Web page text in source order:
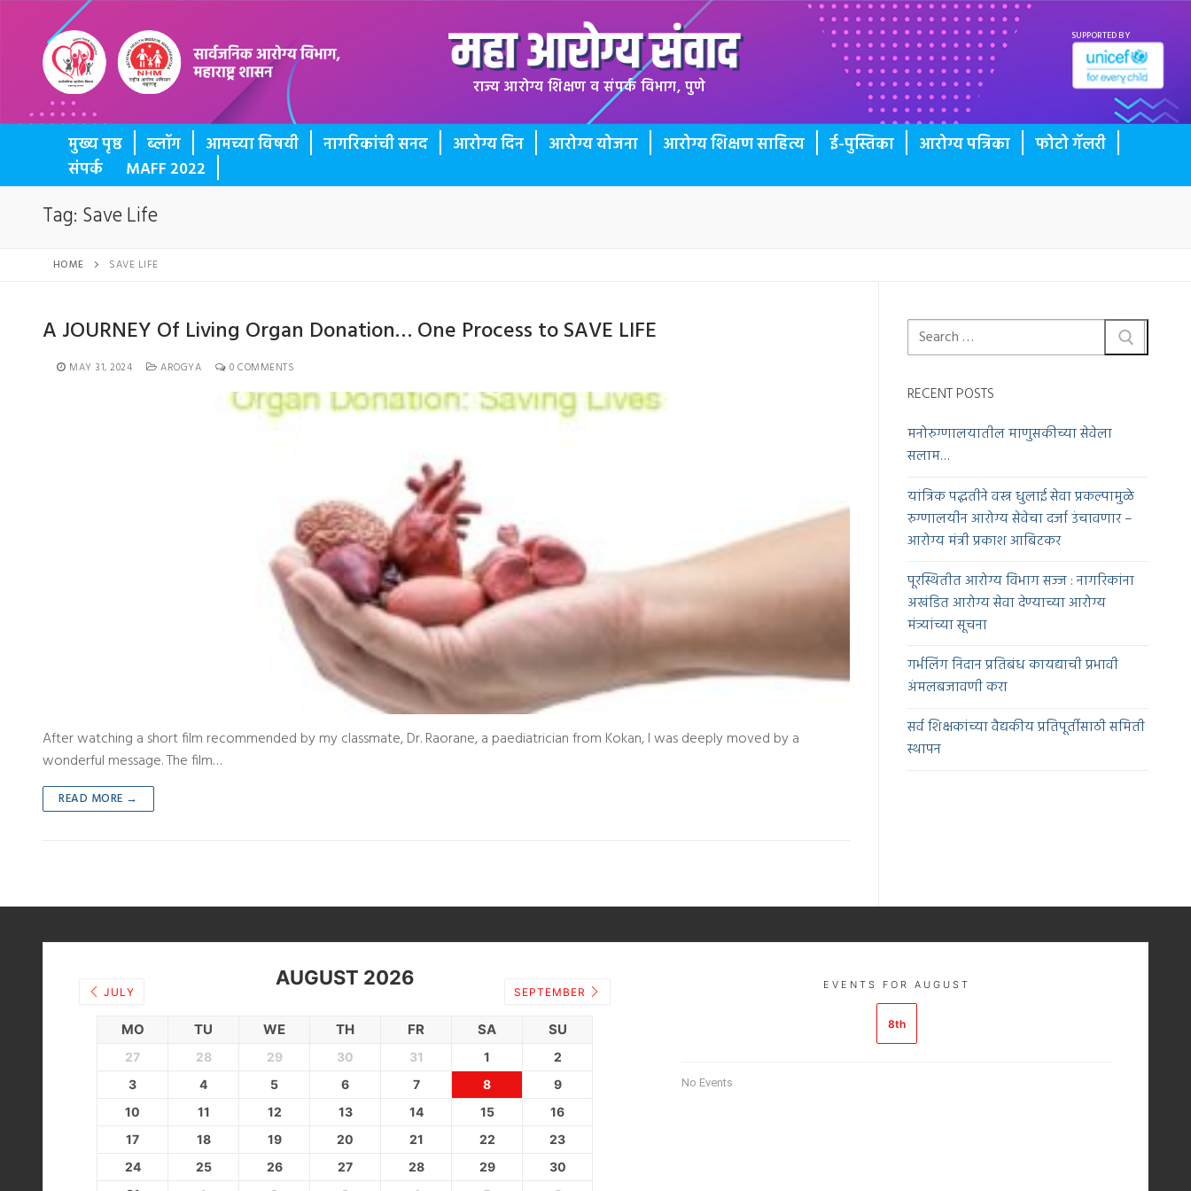
BUTTON राज्य आरोग्य शिक्षण व संपर्क विभाग, पुणे
SUPPORTED BY
मुख्य पृष्ठ ब्लॉग आमच्या विषयी नागरिकांची सनद आरोग्य दिन आरोग्य योजना आरोग्य शिक्षण साहित्य ई-पुस्तिका आरोग्य पत्रिका
फोटो गॅलरी
संपर्क
MAFF 2022
Tag: Save Life
HOME SAVE LIFE
A JOURNEY Of Living Organ Donation… One Process to SAVE LIFE
MAY 31, 2024 AROGYA 0 COMMENTS
After watching a short film recommended by my classmate, Dr. Raorane, a paediatrician from Kokan, I was deeply moved by a
wonderful message. The film…
READ MORE →
RECENT POSTS
मनोरुग्णालयातील माणुसकीच्या सेवेला
सलाम…
यांत्रिक पद्धतीने वस्त्र धुलाई सेवा प्रकल्पामुळे
रुग्णालयीन आरोग्य सेवेचा दर्जा उंचावणार –
आरोग्य मंत्री प्रकाश आबिटकर
पूरस्थितीत आरोग्य विभाग सज्ज : नागरिकांना
अखंडित आरोग्य सेवा देण्याच्या आरोग्य
मंत्र्यांच्या सूचना
गर्भलिंग निदान प्रतिबंध कायद्याची प्रभावी
अंमलबजावणी करा
सर्व शिक्षकांच्या वैद्यकीय प्रतिपूर्तीसाठी समिती
स्थापन
JULY
AUGUST 2026
SEPTEMBER
MO TU WE TH FR SA SU
27 28 29 30 31 1
2
3
4 5 6 7 8
9
10
11 12 13 14 15
16
17
18 19 20 21 22
23
24
25 26 27 28 29
30
EVENTS FOR AUGUST
8th
No Events